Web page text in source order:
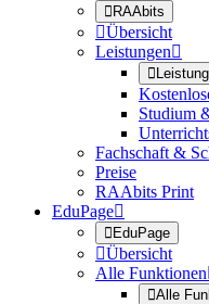
RAAbits
Übersicht
Leistungen

Studium
Fachschaft &
Preise
RAAbits Print
EduPage
EduPage
Übersicht
Alle Funktionen
Alle